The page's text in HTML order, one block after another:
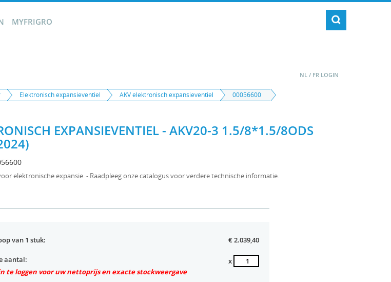
MYFRIGRO
NL / FR LOGIN
Elektronisch expansieventiel AKV elektronisch expansieventiel 00056600
EXPANSIEVENTIEL - AKV20-3 1.5/8*1.5/8ODS
elektronische expansie. - Raadpleeg onze catalogus voor verdere technische informatie.
van 1 stuk: € 2.039,40
aantal:
x
te loggen voor uw nettoprijs en exacte stockweergave